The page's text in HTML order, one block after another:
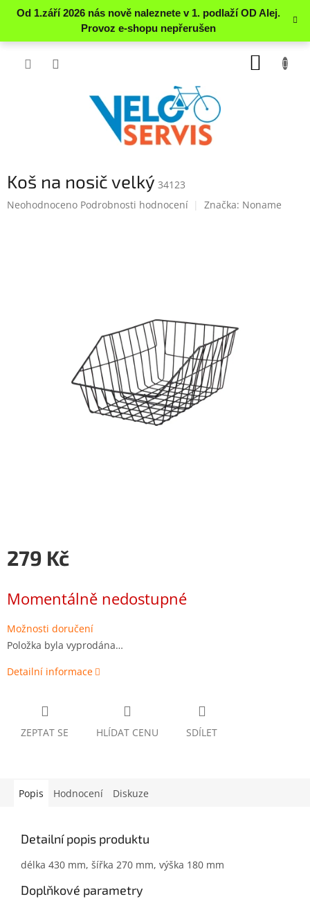
Přejít
Koš na nosič velký 34123
Průměrné
Neohodnoceno Podrobnosti hodnocení Značka: Noname
279 Kč
cena:
Momentálně nedostupné
Možnosti doručení
Položka byla vyprodána…
Detailní informace
ZEPTAT SE HLÍDAT CENU SDÍLET
Popis Hodnocení Diskuze
Detailní popis produktu
délka 430 mm, šířka 270 mm, výška 180 mm
Doplňkové parametry